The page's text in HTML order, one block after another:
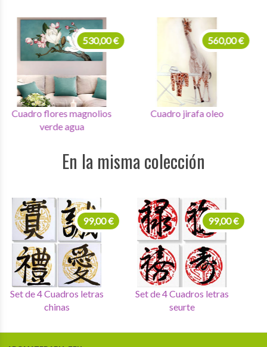
Cuadro flores magnolios
verde agua
530,00 €
Cuadro jirafa oleo
560,00 €
En la misma colección
Set de 4 Cuadros letras
chinas
99,00 €
Set de 4 Cuadros letras
seurte
99,00 €